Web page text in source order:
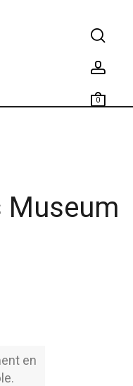
0
Museum
en